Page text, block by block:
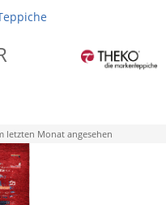
letzten Monat angesehen